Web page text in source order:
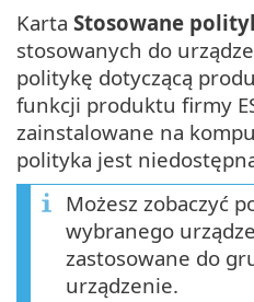
Karta Stosowane
stosowanych do
politykę dotyczącą
funkcji produktu firmy
zainstalowane na
polityka jest
Możesz zobaczyć
wybranego
zastosowane do
urządzenie.